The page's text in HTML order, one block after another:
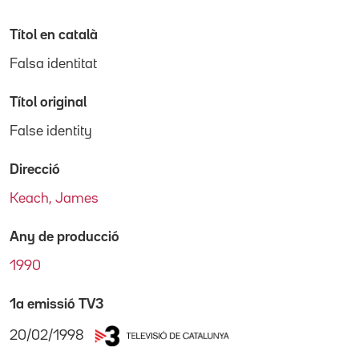
Títol en català
Falsa identitat
Títol original
False identity
Direcció
Keach, James
Any de producció
1990
1a emissió TV3
20/02/1998